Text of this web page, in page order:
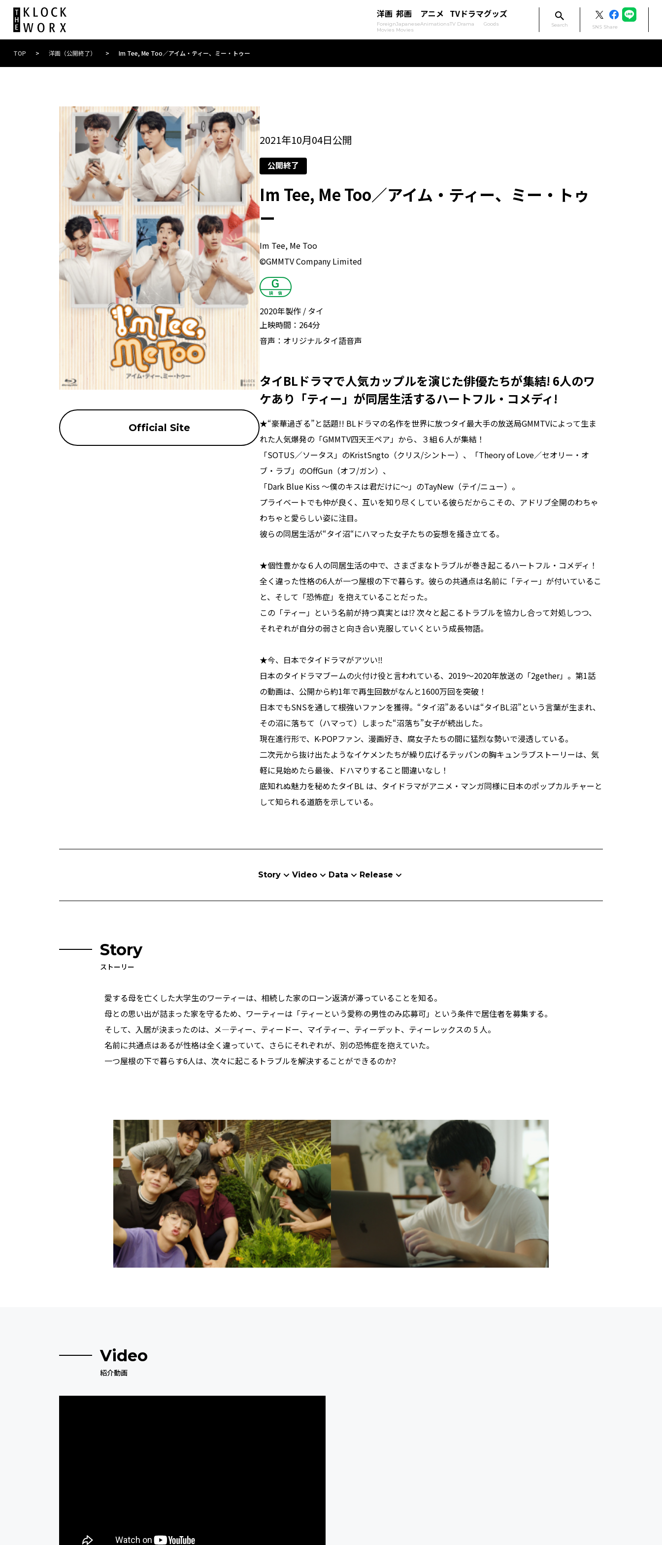
洋画
Foreign
Movies
邦画
Japanese
Movies
アニメ
Animations
TVドラマ
TV Drama
グッズ
Goods Search SNS Share
TOP > 洋画（公開終了） > Im Tee, Me Too／アイム・ティー、ミー・トゥー
Official Site
2021年10月04日公開
公開終了
Im Tee, Me Too／アイム・ティー、ミー・トゥ
ー
Im Tee, Me Too
©GMMTV Company Limited
2020年製作
タイ
上映時間： 264分
音声： オリジナルタイ語音声
タイBLドラマで人気カップルを演じた俳優たちが集結! 6人のワ
ケあり「ティー」が同居生活するハートフル・コメディ!
★“豪華過ぎる”と話題!! BLドラマの名作を世界に放つタイ最大手の放送局GMMTVによって生ま
れた人気爆発の「GMMTV四天王ペア」から、３組６人が集結！
「SOTUS／ソータス」のKristSngto（クリス/シントー）、「Theory of Love／セオリー・オ
ブ・ラブ」のOffGun（オフ/ガン）、
「Dark Blue Kiss ～僕のキスは君だけに～」のTayNew（テイ/ニュー）。
プライベートでも仲が良く、互いを知り尽くしている彼らだからこその、アドリブ全開のわちゃ
わちゃと愛らしい姿に注目。
彼らの同居生活が“タイ沼“にハマった女子たちの妄想を掻き立てる。
★個性豊かな６人の同居生活の中で、さまざまなトラブルが巻き起こるハートフル・コメディ！
全く違った性格の6人が一つ屋根の下で暮らす。彼らの共通点は名前に「ティー」が付いているこ
と、そして「恐怖症」を抱えていることだった。
この「ティー」という名前が持つ真実とは⁉ 次々と起こるトラブルを協力し合って対処しつつ、
それぞれが自分の弱さと向き合い克服していくという成長物語。
★今、日本でタイドラマがアツい‼
日本のタイドラマブームの火付け役と言われている、2019〜2020年放送の「2gether」。第1話
の動画は、公開から約1年で再生回数がなんと1600万回を突破！
日本でもSNSを通して根強いファンを獲得。“タイ沼”あるいは“タイBL沼”という言葉が生まれ、
その沼に落ちて（ハマって）しまった“沼落ち”女子が続出した。
現在進行形で、K-POPファン、漫画好き、腐女子たちの間に猛烈な勢いで浸透している。
二次元から抜け出たようなイケメンたちが繰り広げるテッパンの胸キュンラブストーリーは、気
軽に見始めたら最後、ドハマりすること間違いなし！
底知れぬ魅力を秘めたタイBL は、タイドラマがアニメ・マンガ同様に日本のポップカルチャーと
して知られる道筋を示している。
Story Video Data Release
Story
ストーリー
愛する母を亡くした大学生のワーティーは、相続した家のローン返済が滞っていることを知る。
母との思い出が詰まった家を守るため、ワーティーは「ティーという愛称の男性のみ応募可」という条件で居住者を募集する。
そして、入居が決まったのは、メ―ティー、ティードー、マイティー、ティーデット、ティーレックスの 5 人。
名前に共通点はあるが性格は全く違っていて、さらにそれぞれが、別の恐怖症を抱えていた。
一つ屋根の下で暮らす6人は、次々に起こるトラブルを解決することができるのか?
Video
紹介動画